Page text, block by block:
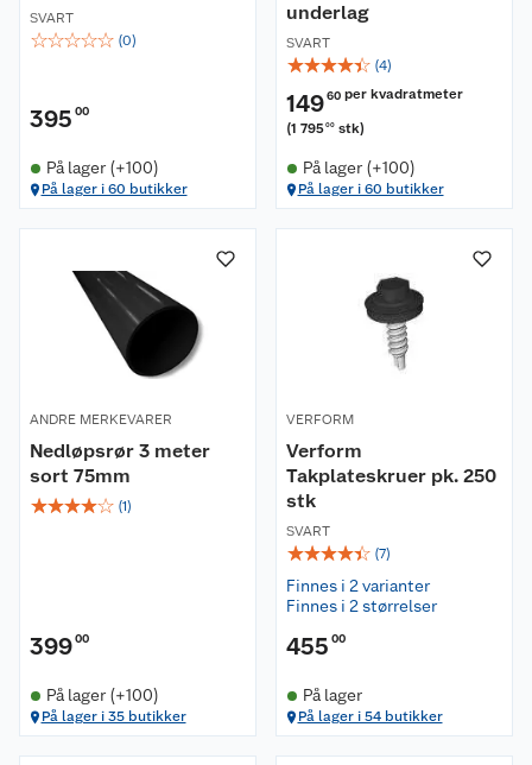
SVART
☆☆☆☆☆ (0)
395 00
På lager (+100)
På lager i 60 butikker
underlag
SVART
☆☆☆☆☆ (4)
14960 per kvadratmeter
(1 79500 stk)
På lager (+100)
På lager i 60 butikker
ANDRE MERKEVARER
Nedløpsrør 3 meter
sort 75mm
☆☆☆☆☆ (1)
39900
På lager (+100)
På lager i 35 butikker
VERFORM
Verform
Takplateskruer pk. 250
stk
SVART
☆☆☆☆☆ (7)
Finnes i 2 varianter
Finnes i 2 størrelser
455 00
På lager
På lager i 54 butikker